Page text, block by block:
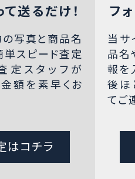
送るだけ！
写真と商品名
スピード査定
定スタッフが
額を素早くお
はコチラ
フ
当サ
品名
報を
後ほ
てご